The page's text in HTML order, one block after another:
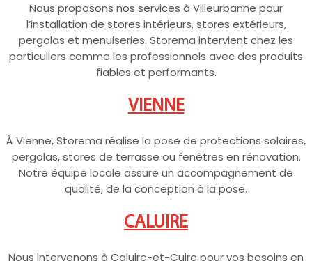
Nous proposons nos services à Villeurbanne pour
l’installation de stores intérieurs, stores extérieurs,
pergolas et menuiseries. Storema intervient chez les
particuliers comme les professionnels avec des produits
fiables et performants.
VIENNE
À Vienne, Storema réalise la pose de protections solaires,
pergolas, stores de terrasse ou fenêtres en rénovation.
Notre équipe locale assure un accompagnement de
qualité, de la conception à la pose.
CALUIRE
Nous intervenons à Caluire-et-Cuire pour vos besoins en